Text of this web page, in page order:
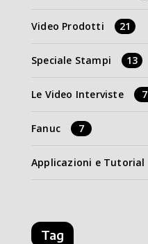
Video Prodotti 21
Speciale Stampi 13
Le Video Interviste 7
Fanuc 7
Applicazioni e Tutorial
Tag